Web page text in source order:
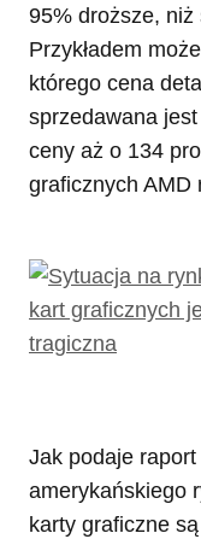
95% droższe,
Przykładem
którego cena
sprzedawana
ceny aż o 134
graficznych AMD
Jak podaje
amerykańskiego
karty graficzne